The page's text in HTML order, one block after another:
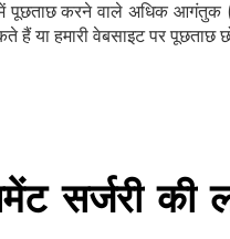
पूछताछ करने वाले अधिक आगंतुक
हैं या हमारी वेबसाइट पर पूछताछ
सर्जरी की